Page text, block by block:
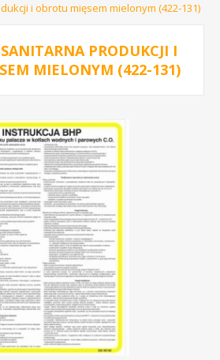
i obrotu mięsem mielonym (422-131)
PRODUKCJI I
MIELONYM (422-131)